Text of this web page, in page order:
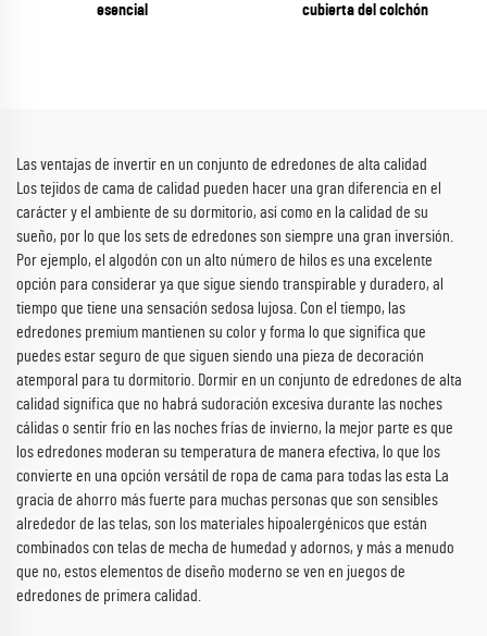
esencial
cubierta del colchón
Las ventajas de invertir en un conjunto de edredones de alta calidad
Los tejidos de cama de calidad pueden hacer una gran diferencia en el
carácter y el ambiente de su dormitorio, así como en la calidad de su
sueño, por lo que los sets de edredones son siempre una gran inversión.
Por ejemplo, el algodón con un alto número de hilos es una excelente
opción para considerar ya que sigue siendo transpirable y duradero, al
tiempo que tiene una sensación sedosa lujosa. Con el tiempo, las
edredones premium mantienen su color y forma lo que significa que
puedes estar seguro de que siguen siendo una pieza de decoración
atemporal para tu dormitorio. Dormir en un conjunto de edredones de alta
calidad significa que no habrá sudoración excesiva durante las noches
cálidas o sentir frío en las noches frías de invierno, la mejor parte es que
los edredones moderan su temperatura de manera efectiva, lo que los
convierte en una opción versátil de ropa de cama para todas las esta La
gracia de ahorro más fuerte para muchas personas que son sensibles
alrededor de las telas, son los materiales hipoalergénicos que están
combinados con telas de mecha de humedad y adornos, y más a menudo
que no, estos elementos de diseño moderno se ven en juegos de
edredones de primera calidad.